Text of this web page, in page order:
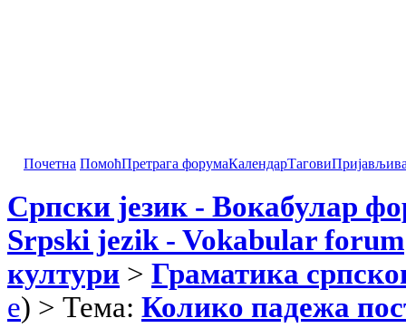
Почетна ПомоћПретрага форумаКалендарТагови
Српски језик - Вокабулар
Srpski jezik - Vokabular forum
култури > Граматика
e) > Тема: Колико падежа